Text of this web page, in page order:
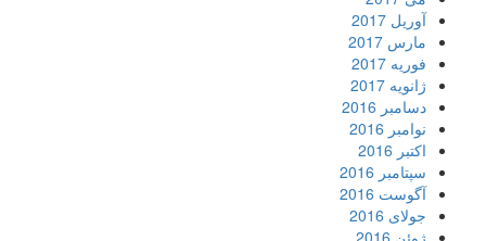
آوریل 2017
مارس 2017
فوریه 2017
ژانویه 2017
دسامبر 2016
نوامبر 2016
اکتبر 2016
سپتامبر 2016
آگوست 2016
جولای 2016
ژوئن 2016